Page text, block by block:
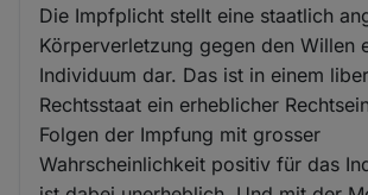
Die Impfplicht stellt eine staatlich
Körperverletzung gegen den Willen
Individuum dar. Das ist in einem
Rechtsstaat ein erheblicher
Folgen der Impfung mit grosser
Wahrscheinlichkeit positiv für das